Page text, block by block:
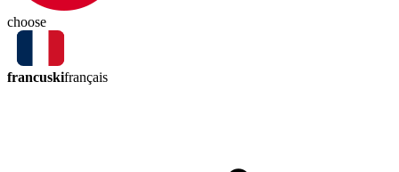
choose
francuskifrançais